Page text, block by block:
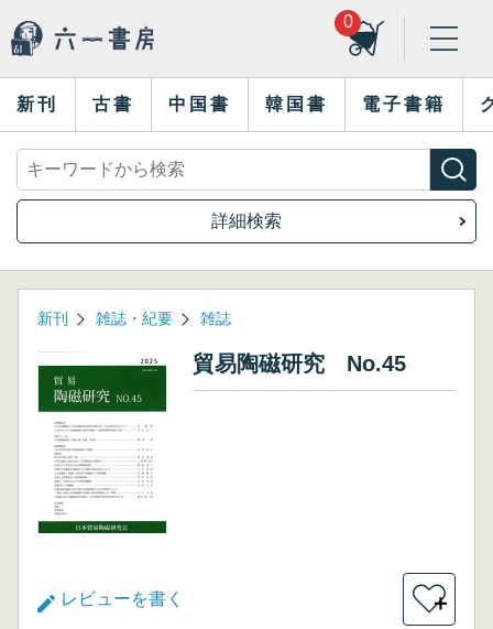
0
新刊 古書 中国書 韓国書 電子書籍
詳細検索
新刊 雑誌・紀要 雑誌
貿易陶磁研究 No.45
レビューを書く ＋